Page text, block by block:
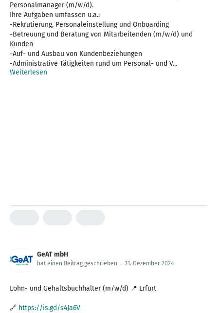
Personalmanager (m/w/d).
Ihre Aufgaben umfassen u.a.:
-Rekrutierung, Personaleinstellung und Onboarding
-Betreuung und Beratung von Mitarbeitenden (m/w/d) und
Kunden
-Auf- und Ausbau von Kundenbeziehungen
-Administrative Tätigkeiten rund um Personal- und V...
Weiterlesen
GeAT mbH
hat einen Beitrag geschrieben . 31. Dezember 2024
Lohn- und Gehaltsbuchhalter (m/w/d) 📍 Erfurt
🔗 https://is.gd/s4Ja6V